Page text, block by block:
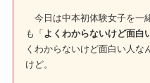
今日は中本初体験女子を一
も「 よくわからないけど面白
くわからないけど面白い人な
けど。